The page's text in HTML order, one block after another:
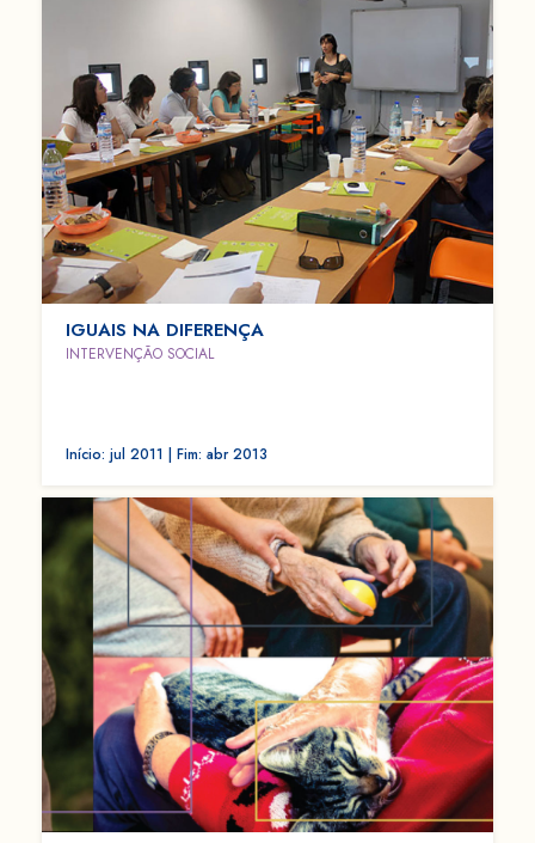
IGUAIS NA DIFERENÇA
INTERVENÇÃO SOCIAL
Início: jul 2011 | Fim: abr 2013